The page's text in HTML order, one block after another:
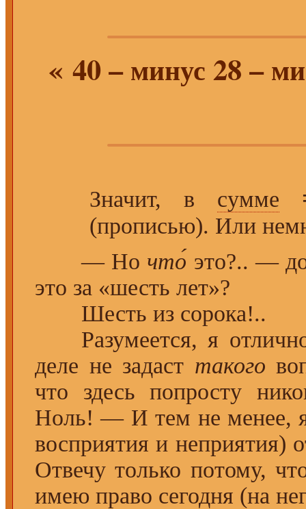
« 40 –минус 28 –
Значит, в сумме
(прописью). Или
— Но что́ это?.. —
это за «шесть лет»?
Шесть из сорока!..
Разумеется, я
деле не задаст такого
что здесь попросту
Ноль! — И тем не менее, я
восприятия и неприятия)
Отвечу только потому,
имею право сегодня (на